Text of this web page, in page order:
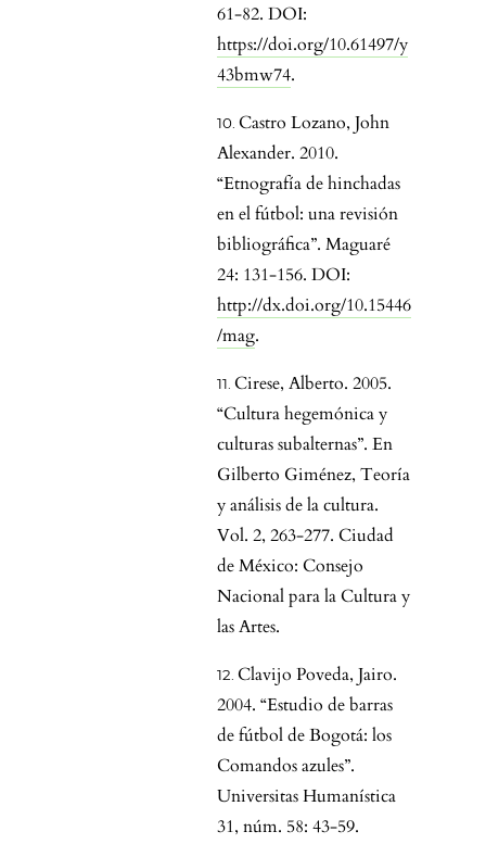
61-82. DOI:
https://doi.org/10.61497/y
43bmw74.
Castro Lozano, John
Alexander. 2010.
“Etnografía de hinchadas
en el fútbol: una revisión
bibliográfica”. Maguaré
24: 131-156. DOI:
http://dx.doi.org/10.15446
/mag.
Cirese, Alberto. 2005.
“Cultura hegemónica y
culturas subalternas”. En
Gilberto Giménez, Teoría
y análisis de la cultura.
Vol. 2, 263-277. Ciudad
de México: Consejo
Nacional para la Cultura y
las Artes.
Clavijo Poveda, Jairo.
2004. “Estudio de barras
de fútbol de Bogotá: los
Comandos azules”.
Universitas Humanística
31, núm. 58: 43-59.